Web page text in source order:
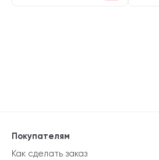
Покупателям
Как сделать заказ